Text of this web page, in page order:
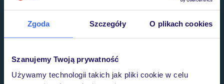
Zgoda Szczegóły O plikach cookies
Szanujemy Twoją prywatność
Używamy technologii takich jak pliki cookie w celu